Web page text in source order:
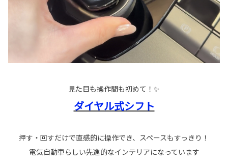
見た目も操作間も初めて！✨
ダイヤル式シフト
押す・回すだけで直感的に操作でき、スペースもすっきり！
電気自動車らしい先進的なインテリアになっています